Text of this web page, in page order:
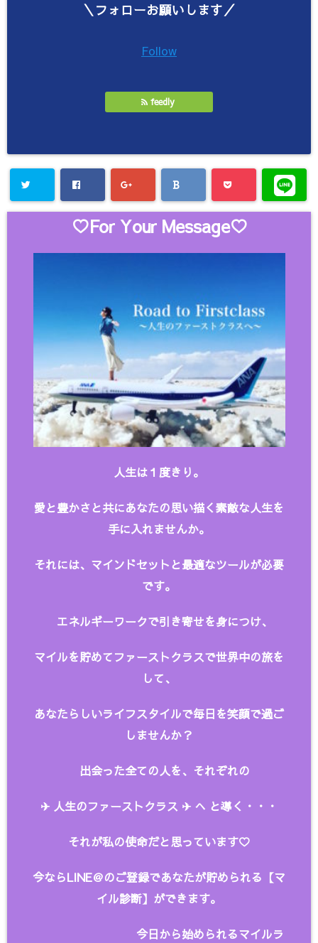
＼フォローお願いします／
Follow
feedly
♡For Your Message♡
人生は１度きり。
愛と豊かさと共にあなたの思い描く素敵な人生を
手に入れませんか。
それには、マインドセットと最適なツールが必要
です。
エネルギーワークで引き寄せを身につけ、
マイルを貯めてファーストクラスで世界中の旅を
して、
あなたらしいライフスタイルで毎日を笑顔で過ご
しませんか？
出会った全ての人を、 それぞれの
✈︎ 人生のファーストクラス ✈︎ へ と導く・・・
それが私の使命だと思っています♡
今ならLINE＠のご登録であなたが貯められる【マ
イル診断】ができます。
今日から始められるマイルラ